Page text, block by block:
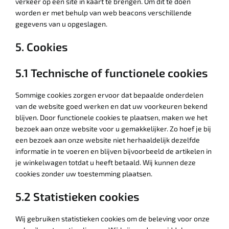
worden er met behulp van web beacons verschillende
gegevens van u opgeslagen.
5. Cookies
5.1 Technische of functionele cookies
Sommige cookies zorgen ervoor dat bepaalde onderdelen
van de website goed werken en dat uw voorkeuren bekend
blijven. Door functionele cookies te plaatsen, maken we het
bezoek aan onze website voor u gemakkelijker. Zo hoef je bij
een bezoek aan onze website niet herhaaldelijk dezelfde
informatie in te voeren en blijven bijvoorbeeld de artikelen in
je winkelwagen totdat u heeft betaald. Wij kunnen deze
cookies zonder uw toestemming plaatsen.
5.2 Statistieken cookies
Wij gebruiken statistieken cookies om de beleving voor onze